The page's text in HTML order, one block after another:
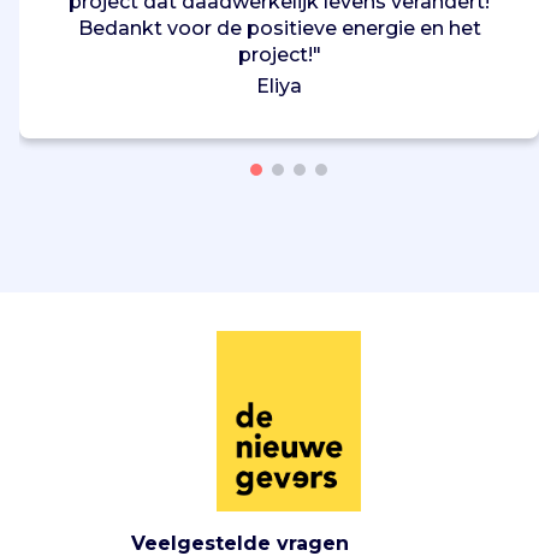
Bedankt voor de positieve energie en het
project!"
Eliya
Veelgestelde vragen